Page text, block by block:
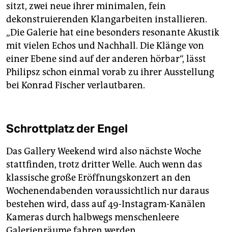
sitzt, zwei neue ihrer minimalen, fein
dekonstruierenden Klangarbeiten installieren.
„Die Galerie hat eine besonders resonante Akustik
mit vielen Echos und Nachhall. Die Klänge von
einer Ebene sind auf der anderen hörbar“, lässt
Philipsz schon einmal vorab zu ihrer Ausstellung
bei Konrad Fischer verlautbaren.
Schrottplatz der Engel
Das Gallery Weekend wird also nächste Woche
stattfinden, trotz dritter Welle. Auch wenn das
klassische große Eröffnungskonzert an den
Wochenendabenden voraussichtlich nur daraus
bestehen wird, dass auf 49-Instagram-Kanälen
Kameras durch halbwegs menschenleere